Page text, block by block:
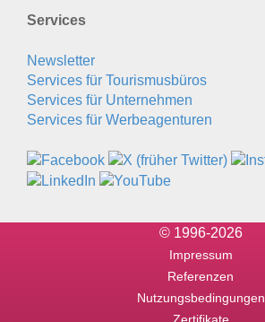
Services
Newsletter
Services für Tourismusbüros
Services für Unternehmen
Services für Werbeagenturen
© 1996-2026
Impressum
Referenzen
Nutzungsbedingungen
Zertifikate